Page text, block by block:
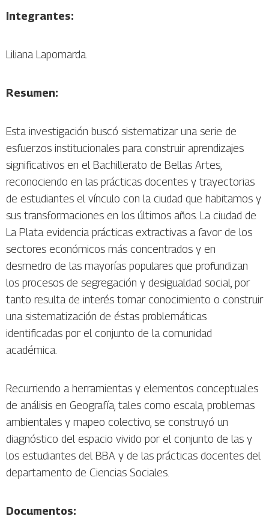
Integrantes:
Liliana Lapomarda.
Resumen:
Esta investigación buscó sistematizar una serie de
esfuerzos institucionales para construir aprendizajes
significativos en el Bachillerato de Bellas Artes,
reconociendo en las prácticas docentes y trayectorias
de estudiantes el vínculo con la ciudad que habitamos y
sus transformaciones en los últimos años. La ciudad de
La Plata evidencia prácticas extractivas a favor de los
sectores económicos más concentrados y en
desmedro de las mayorías populares que profundizan
los procesos de segregación y desigualdad social, por
tanto resulta de interés tomar conocimiento o construir
una sistematización de éstas problemáticas
identificadas por el conjunto de la comunidad
académica.
Recurriendo a herramientas y elementos conceptuales
de análisis en Geografía, tales como escala, problemas
ambientales y mapeo colectivo, se construyó un
diagnóstico del espacio vivido por el conjunto de las y
los estudiantes del BBA y de las prácticas docentes del
departamento de Ciencias Sociales.
Documentos: